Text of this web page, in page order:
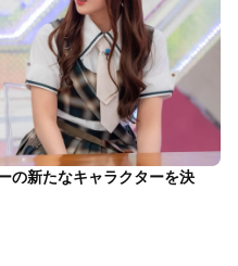
の新たなキャラクターを決